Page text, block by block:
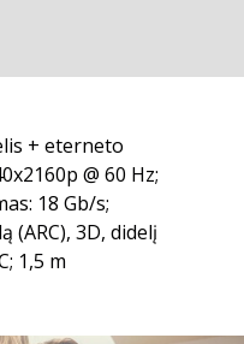
+ eterneto
@ 60 Hz;
18 Gb/s;
(ARC), 3D, didelį
1,5 m